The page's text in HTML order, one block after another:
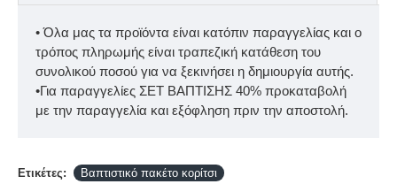
• Όλα μας τα προϊόντα είναι κατόπιν παραγγελίας και ο
τρόπος πληρωμής είναι τραπεζική κατάθεση του
συνολικού ποσού για να ξεκινήσει η δημιουργία αυτής.
•Για παραγγελίες ΣΕΤ ΒΑΠΤΙΣΗΣ 40% προκαταβολή
με την παραγγελία και εξόφληση πριν την αποστολή.
Ετικέτες: Βαπτιστικό πακέτο κορίτσι